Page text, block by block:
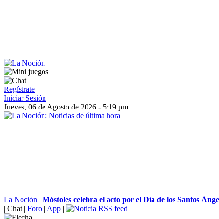
Regístrate
Iniciar Sesión
Jueves, 06 de Agosto de 2026 - 5:19 pm
La Noción | Móstoles celebra el acto por el Día de los Santos
| Chat | Foro | App |